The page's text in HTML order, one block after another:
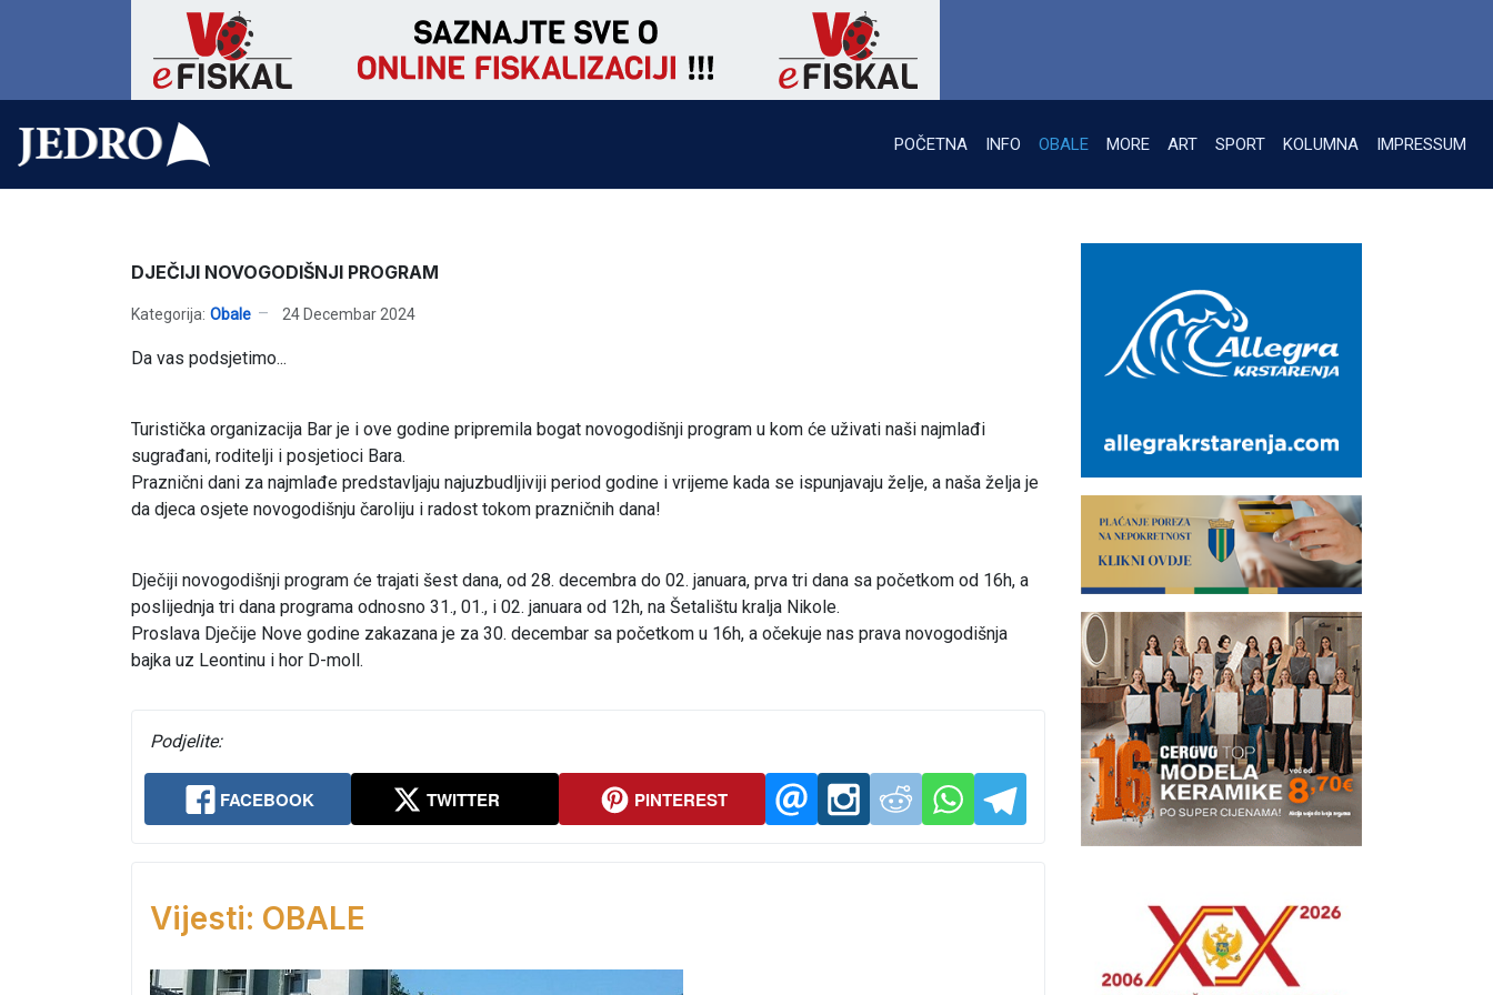
POČETNA INFO OBALE MORE ART SPORT KOLUMNA IMPRESSUM
DJEČIJI NOVOGODIŠNJI PROGRAM
Kategorija: Obale 24 Decembar 2024
Da vas podsjetimo...
Turistička organizacija Bar je i ove godine pripremila bogat novogodišnji program u kom će uživati naši najmlađi
sugrađani, roditelji i posjetioci Bara.
Praznični dani za najmlađe predstavljaju najuzbudljiviji period godine i vrijeme kada se ispunjavaju želje, a naša želja je
da djeca osjete novogodišnju čaroliju i radost tokom prazničnih dana!
Dječiji novogodišnji program će trajati šest dana, od 28. decembra do 02. januara, prva tri dana sa početkom od 16h, a
poslijednja tri dana programa odnosno 31., 01., i 02. januara od 12h, na Šetalištu kralja Nikole.
Proslava Dječije Nove godine zakazana je za 30. decembar sa početkom u 16h, a očekuje nas prava novogodišnja
bajka uz Leontinu i hor D-moll.
Podjelite:
FACEBOOK TWITTER PINTEREST
Vijesti: OBALE